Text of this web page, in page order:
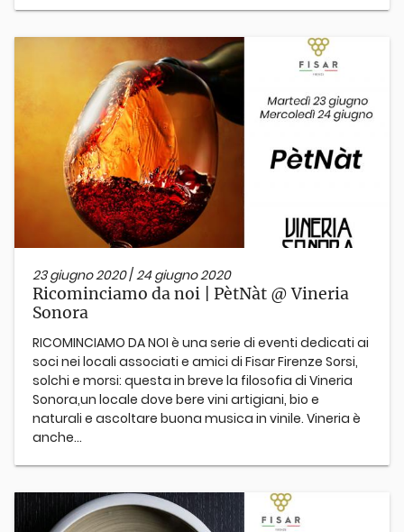
23 giugno 2020/24 giugno 2020
Ricominciamo da noi | PètNàt @ Vineria
Sonora
RICOMINCIAMO DA NOI è una serie di eventi dedicati ai
soci nei locali associati e amici di Fisar Firenze Sorsi,
solchi e morsi: questa in breve la filosofia di Vineria
Sonora,un locale dove bere vini artigiani, bio e
naturali e ascoltare buona musica in vinile. Vineria è
anche...